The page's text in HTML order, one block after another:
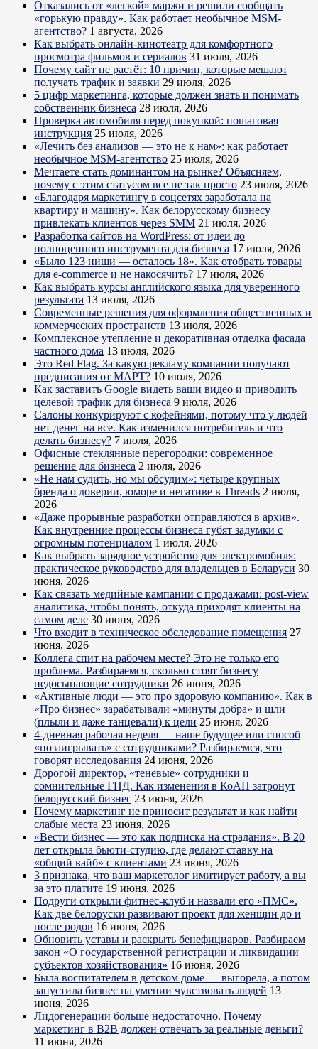
Отказались от «легкой» маржи и решили сообщать
«горькую правду». Как работает необычное MSM-
агентство? 1 августа, 2026
Как выбрать онлайн-кинотеатр для комфортного
просмотра фильмов и сериалов 31 июля, 2026
Почему сайт не растёт: 10 причин, которые мешают
получать трафик и заявки 29 июля, 2026
5 цифр маркетинга, которые должен знать и понимать
собственник бизнеса 28 июля, 2026
Проверка автомобиля перед покупкой: пошаговая
инструкция 25 июля, 2026
«Лечить без анализов — это не к нам»: как работает
необычное MSM-агентство 25 июля, 2026
Мечтаете стать доминантом на рынке? Объясняем,
почему с этим статусом все не так просто 23 июля, 2026
«Благодаря маркетингу в соцсетях заработала на
квартиру и машину». Как белорусскому бизнесу
привлекать клиентов через SMM 21 июля, 2026
Разработка сайтов на WordPress: от идеи до
полноценного инструмента для бизнеса 17 июля, 2026
«Было 123 ниши — осталось 18». Как отобрать товары
для e-commerce и не накосячить? 17 июля, 2026
Как выбрать курсы английского языка для уверенного
результата 13 июля, 2026
Современные решения для оформления общественных и
коммерческих пространств 13 июля, 2026
Комплексное утепление и декоративная отделка фасада
частного дома 13 июля, 2026
Это Red Flag. За какую рекламу компании получают
предписания от МАРТ? 10 июля, 2026
Как заставить Google видеть ваши видео и приводить
целевой трафик для бизнеса 9 июля, 2026
Салоны конкурируют с кофейнями, потому что у людей
нет денег на все. Как изменился потребитель и что
делать бизнесу? 7 июля, 2026
Офисные стеклянные перегородки: современное
решение для бизнеса 2 июля, 2026
«Не нам судить, но мы обсудим»: четыре крупных
бренда о доверии, юморе и негативе в Threads 2 июля,
2026
«Даже прорывные разработки отправляются в архив».
Как внутренние процессы бизнеса губят задумки с
огромным потенциалом 1 июля, 2026
Как выбрать зарядное устройство для электромобиля:
практическое руководство для владельцев в Беларуси 30
июня, 2026
Как связать медийные кампании с продажами: post-view
аналитика, чтобы понять, откуда приходят клиенты на
самом деле 30 июня, 2026
Что входит в техническое обследование помещения 27
июня, 2026
Коллега спит на рабочем месте? Это не только его
проблема. Разбираемся, сколько стоят бизнесу
недосыпающие сотрудники 26 июня, 2026
«Активные люди — это про здоровую компанию». Как в
«Про бизнес» зарабатывали «минуты добра» и шли
(плыли и даже танцевали) к цели 25 июня, 2026
4-дневная рабочая неделя — наше будущее или способ
«позаигрывать» с сотрудниками? Разбираемся, что
говорят исследования 24 июня, 2026
Дорогой директор, «теневые» сотрудники и
сомнительные ГПД. Как изменения в КоАП затронут
белорусский бизнес 23 июня, 2026
Почему маркетинг не приносит результат и как найти
слабые места 23 июня, 2026
«Вести бизнес — это как подписка на страдания». В 20
лет открыла бьюти-студию, где делают ставку на
«общий вайб» с клиентами 23 июня, 2026
3 признака, что ваш маркетолог имитирует работу, а вы
за это платите 19 июня, 2026
Подруги открыли фитнес-клуб и назвали его «ПМС».
Как две белоруски развивают проект для женщин до и
после родов 16 июня, 2026
Обновить уставы и раскрыть бенефициаров. Разбираем
закон «О государственной регистрации и ликвидации
субъектов хозяйствования» 16 июня, 2026
Была воспитателем в детском доме — выгорела, а потом
запустила бизнес на умении чувствовать людей 13
июня, 2026
Лидогенерации больше недостаточно. Почему
маркетинг в B2B должен отвечать за реальные деньги?
11 июня, 2026